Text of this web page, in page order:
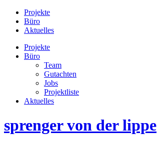
Projekte
Büro
Aktuelles
Projekte
Büro
Team
Gutachten
Jobs
Projektliste
Aktuelles
sprenger von der lippe